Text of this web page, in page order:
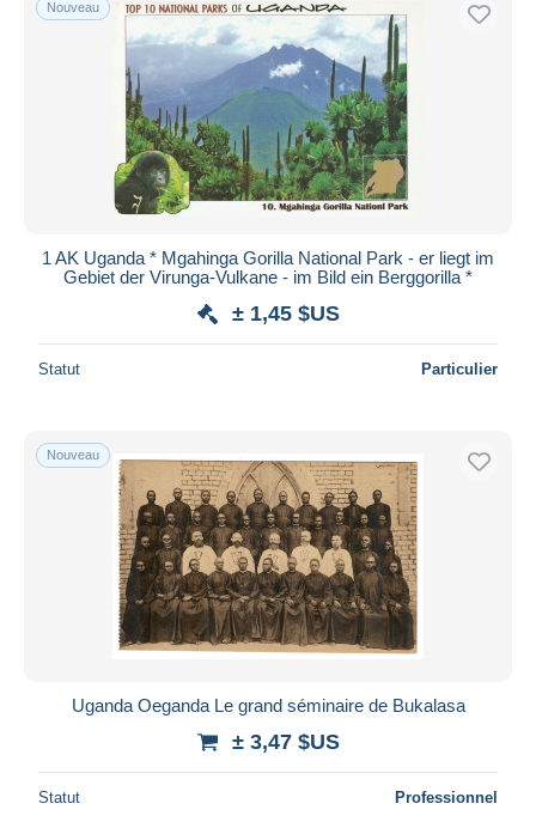
Uniquement en réduction
Livraison gratuite
Méthodes de paiement
PayPal
Virement bancaire
Visa
Mastercard
Bancontact
iDeal
Monde entier
Appliquer
Nouveau
1 AK Uganda * Mgahinga Gorilla National Park - er liegt im
Gebiet der Virunga-Vulkane - im Bild ein Berggorilla *
± 1,45 $US
Statut Particulier
Nouveau
Uganda Oeganda Le grand séminaire de Bukalasa
± 3,47 $US
Statut Professionnel